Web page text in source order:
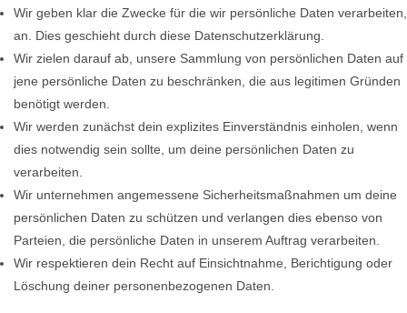
Wir geben klar die Zwecke für die wir persönliche Daten verarbeiten,
an. Dies geschieht durch diese Datenschutzerklärung.
Wir zielen darauf ab, unsere Sammlung von persönlichen Daten auf
jene persönliche Daten zu beschränken, die aus legitimen Gründen
benötigt werden.
Wir werden zunächst dein explizites Einverständnis einholen, wenn
dies notwendig sein sollte, um deine persönlichen Daten zu
verarbeiten.
Wir unternehmen angemessene Sicherheitsmaßnahmen um deine
persönlichen Daten zu schützen und verlangen dies ebenso von
Parteien, die persönliche Daten in unserem Auftrag verarbeiten.
Wir respektieren dein Recht auf Einsichtnahme, Berichtigung oder
Löschung deiner personenbezogenen Daten.